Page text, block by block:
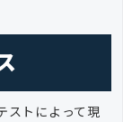
ストによって現